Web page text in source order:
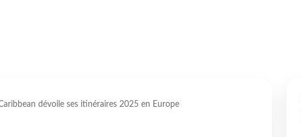
dévoile ses itinéraires 2025 en Europe